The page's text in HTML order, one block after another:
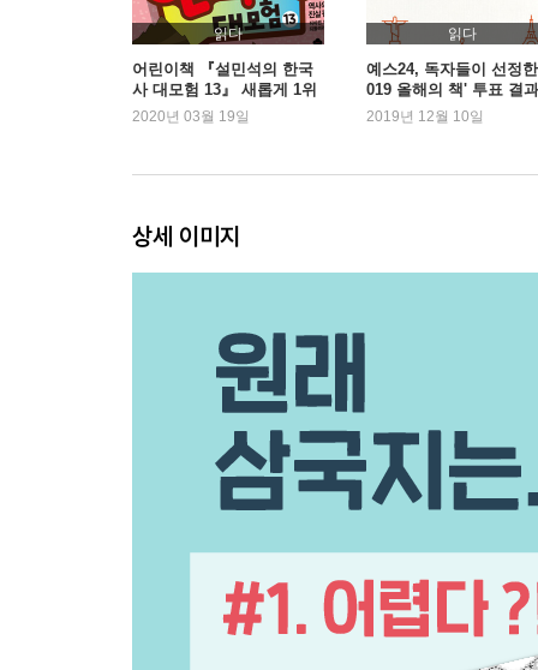
동상이몽, 연합군의 분열
동탁의 말로, 인과응보의 법칙
이각과 곽사의 난, 반란은 또다시 반란을 부르고
유비 출세기, 서주의 자사가 되다
인생무상, 조조가 하늘을 올려다 본 이유
초선의 눈물, 우리 다시 만날 때까지
분노한 조조, 유비의 목을 가져오라
조조의 외사랑, 관우만 보면
요지부동 관우, 적토마에 웃다
관우와 유비, 적이 되어 다시 만나다
오관육참, 지금 만나러 갑니다
다시 만난 삼 형제, 형님들 보고 싶었소
또 하나의 가족, 상산 조자룡
읽다
어린이책 『설민석의 한국
사 대모험 13』 새롭게 1위
등극
2020년 03월 19일
읽다
예스24, 독자들이 선정
019 올해의 책' 투표 결과
발표
2019년 12월 10일
상세 이미지